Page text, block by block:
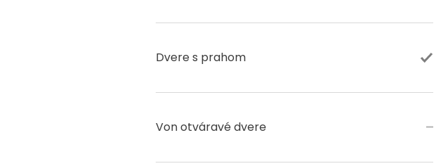
Dvere s prahom
Von otváravé dvere